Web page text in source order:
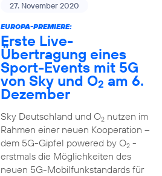
27. November 2020
EUROPA-PREMIERE:
Erste Live-
Übertragung eines
Sport-Events mit 5G
von Sky und O2 am 6.
Dezember
Sky Deutschland und O2nutzen im
Rahmen einer neuen Kooperation –
dem 5G-Gipfel powered by O2-
erstmals die Möglichkeiten des
neuen 5G-Mobilfunkstandards für